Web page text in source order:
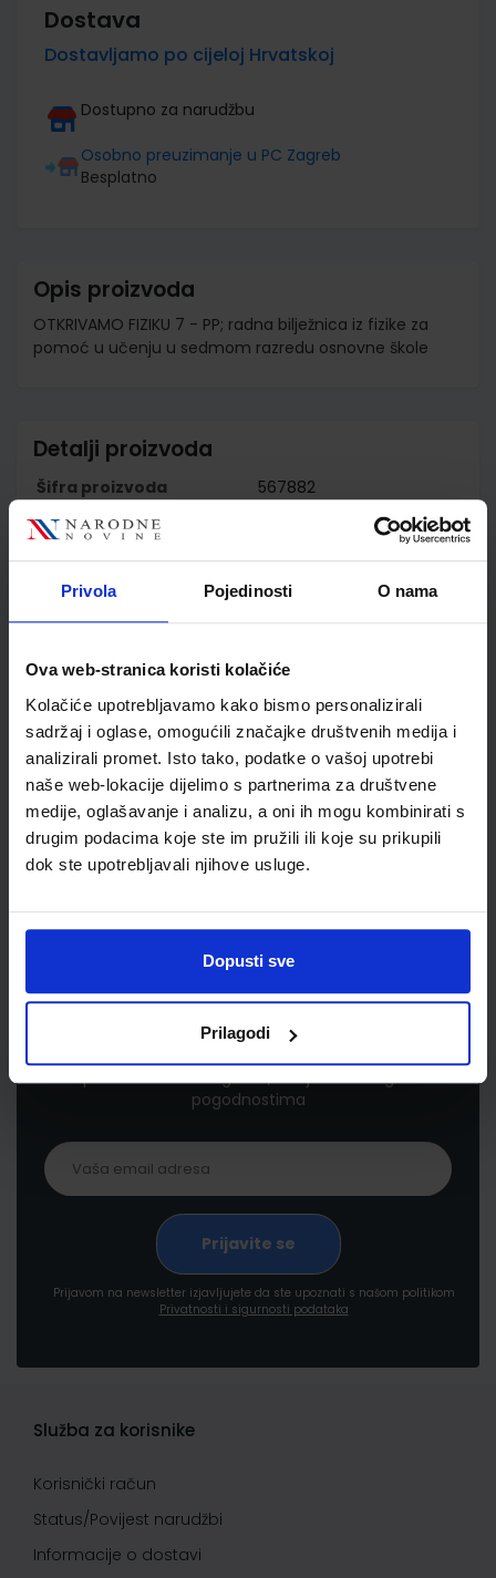
Privola Pojedinosti O nama
Ova web-stranica koristi kolačiće
Kolačiće upotrebljavamo kako bismo personalizirali
sadržaj i oglase, omogućili značajke društvenih medija i
analizirali promet. Isto tako, podatke o vašoj upotrebi
naše web-lokacije dijelimo s partnerima za društvene
medije, oglašavanje i analizu, a oni ih mogu kombinirati s
drugim podacima koje ste im pružili ili koje su prikupili
dok ste upotrebljavali njihove usluge.
Dopusti sve
Prilagodi
Dostava
Dostavljamo po cijeloj Hrvatskoj
Dostupno za narudžbu
Osobno preuzimanje u PC Zagreb
Besplatno
Opis proizvoda
OTKRIVAMO FIZIKU 7 - PP; radna bilježnica iz fizike za
pomoć u učenju u sedmom razredu osnovne škole
Detalji proizvoda
Šifra proizvoda
567882
Jedinična mjera
Nakladnik
ŠKOLSKA KNJIGA d.d.
Tušek Vrhovec
Školski razred
Vrsta školske knjige
RADNA BILJEŽNICA
Nastavni predmet
FIZIKA PP
Newsletter prijava
proizvodima i uslugama, akcijama i drugim
pogodnostima
Prijavom na newsletter izjavljujete da ste upoznati s našom politikom
Privatnosti i sigurnosti podataka
Služba za korisnike
Korisnički račun
Status/Povijest narudžbi
Informacije o dostavi